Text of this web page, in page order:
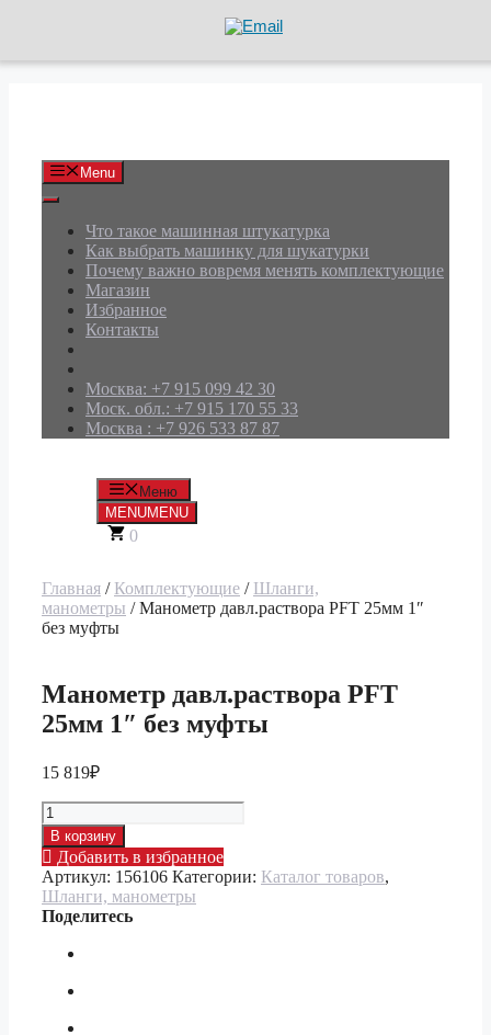
Menu
Что такое машинная штукатурка
Как выбрать машинку для шукатурки
Почему важно вовремя менять комплектующие
Магазин
Избранное
Контакты
Москва: +7 915 099 42 30
Моск. обл.: +7 915 170 55 33
Москва : +7 926 533 87 87
Меню
MENUMENU
0
Главная / Комплектующие / Шланги,
манометры / Манометр давл.раствора PFT 25мм 1″
без муфты
Манометр давл.раствора PFT
25мм 1″ без муфты
15 819₽
Количество
товара
Манометр
давл.раствора
PFT
25мм
В корзину
Добавить в избранное
Артикул: 156106 Категории: Каталог товаров,
Шланги, манометры
Поделитесь